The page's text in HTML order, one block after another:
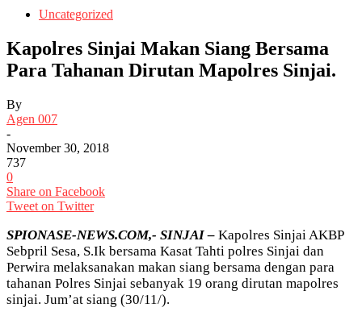
Uncategorized
Kapolres Sinjai Makan Siang Bersama
Para Tahanan Dirutan Mapolres Sinjai.
By
Agen 007
-
November 30, 2018
737
0
Share on Facebook
Tweet on Twitter
SPIONASE-NEWS.COM,- SINJAI – Kapolres Sinjai AKBP
Sebpril Sesa, S.Ik bersama Kasat Tahti polres Sinjai dan
Perwira melaksanakan makan siang bersama dengan para
tahanan Polres Sinjai sebanyak 19 orang dirutan mapolres
sinjai. Jum’at siang (30/11/).